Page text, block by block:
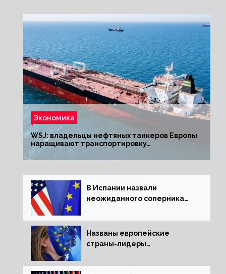
Экономика
WSJ: владельцы нефтяных танкеров Европы
наращивают транспортировку
из РФ до санкций
В Испании назвали
неожиданного соперника
Названы европейские
страны-лидеры
активов